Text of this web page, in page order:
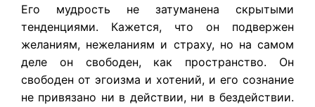
Его мудрость не затуманена скрытыми
тенденциями. Кажется, что он подвержен
желаниям, нежеланиям и страху, но на самом
деле он свободен, как пространство. Он
свободен от эгоизма и хотений, и его сознание
не привязано ни в действии, ни в бездействии.